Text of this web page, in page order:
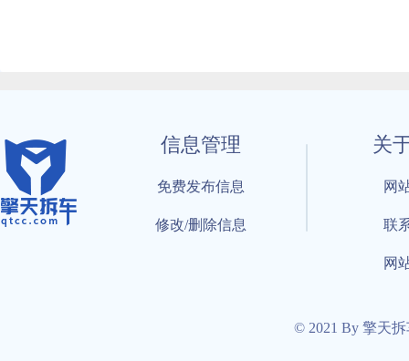
信息管理
免费发布信息
修改/删除信息
关
网
联
网
© 2021 By 擎天